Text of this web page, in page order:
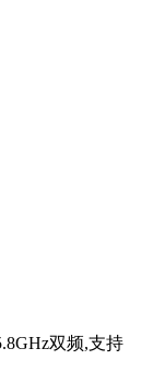
双频,支持